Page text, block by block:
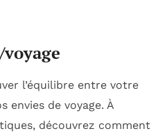
l’équilibre entre votre
envies de voyage. À
découvrez comment